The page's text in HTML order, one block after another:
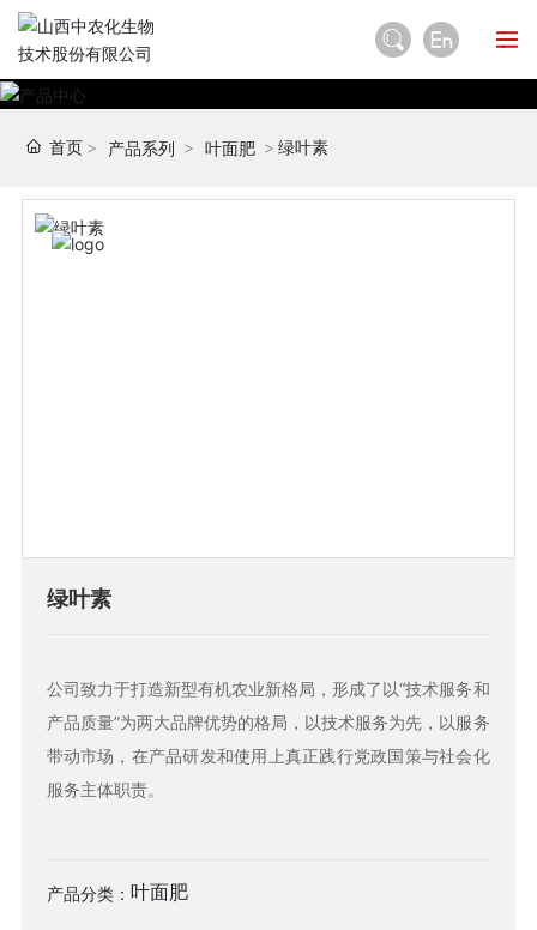
首页 产品系列 叶面肥 绿叶素
绿叶素
公司致力于打造新型有机农业新格局，形成了以“技术服务和
产品质量”为两大品牌优势的格局，以技术服务为先，以服务
带动市场，在产品研发和使用上真正践行党政国策与社会化
服务主体职责。
产品分类： 叶面肥